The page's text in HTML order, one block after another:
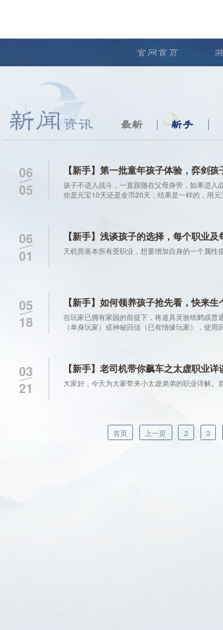
官网首页
最新 新手
06
05
【新手】第一批童年孩子体验，弈剑
孩子不进入战斗，一直跟随在父母身旁，如果进
你是元宝10天还是金币20天，结果是一样的，用元
06
01
【新手】浅谈孩子的选择，每个职业及
天机营基本所有受职业，想要增加自身的一个属性
05
18
【新手】如何领养孩子抢先看，快来生
在玩家已拥有家园的前提下，将道具灵验纸鹤或
（单身玩家）或神秘回信（已有情缘玩家），使
03
21
【新手】老司机带你飙车之太虚职业
大家好，今天为大家带来小太虚弟弟的职业详解。
首页 上一页 2 3